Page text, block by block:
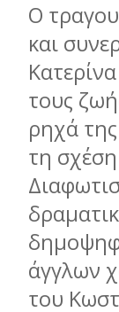
Ο
και
τους
ρηχά
τη
άγγλων
του